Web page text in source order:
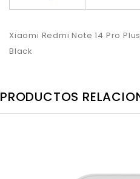
Xiaomi Redmi Note 14 Pro
Black
PRODUCTOS